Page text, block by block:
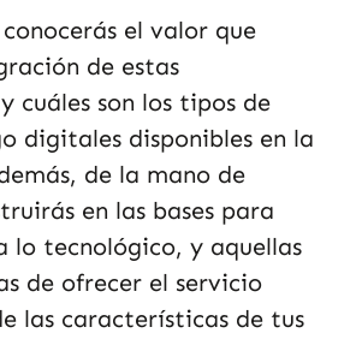
el valor que
de estas
cuáles son los tipos de
digitales disponibles en la
de la mano de
en las bases para
lo tecnológico, y aquellas
de ofrecer el servicio
las características de tus